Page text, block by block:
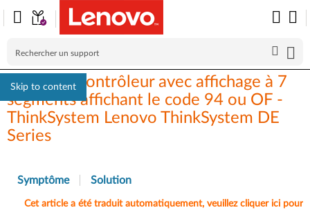
Skip to content
Panne du contrôleur avec affichage à 7
segments affichant le code 94 ou OF -
ThinkSystem Lenovo ThinkSystem DE
Series
Symptôme Solution
Cet article a été traduit automatiquement, veuillez cliquer ici pour